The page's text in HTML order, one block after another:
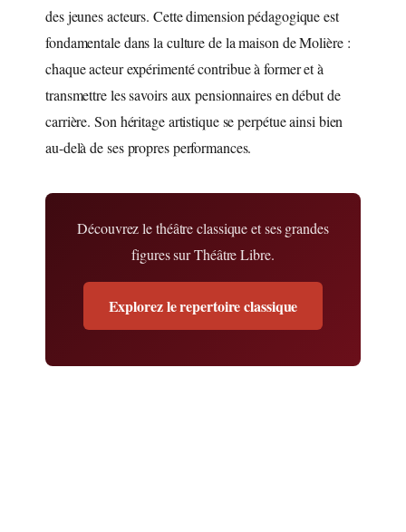
des jeunes acteurs. Cette dimension pédagogique est
fondamentale dans la culture de la maison de Molière :
chaque acteur expérimenté contribue à former et à
transmettre les savoirs aux pensionnaires en début de
carrière. Son héritage artistique se perpétue ainsi bien
au-delà de ses propres performances.
Découvrez le théâtre classique et ses grandes
figures sur Théâtre Libre.
Explorez le repertoire classique